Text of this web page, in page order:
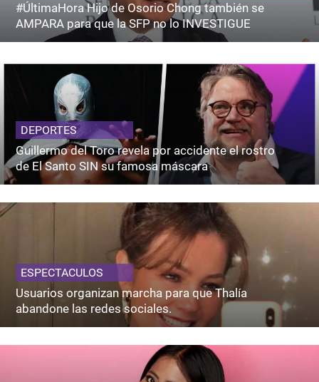
#ÚltimaHora Hijo de Osorio Chong también se
AMPARA para que la SFP no lo INVESTIGUE
DEPORTES
Guillermo del Toro revela por accidente el rostro
de El Santo SIN su famosa máscara
ESPECTACULOS
Usuarios organizan marcha para que Thalía
abandone las redes sociales.